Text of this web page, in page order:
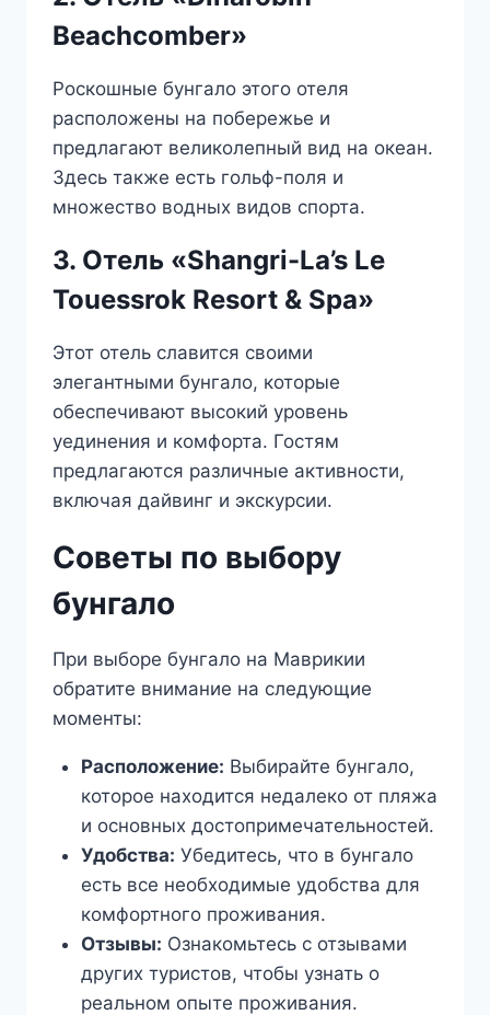
Beachcomber»
Роскошные бунгало этого отеля
расположены на побережье и
предлагают великолепный вид на океан.
Здесь также есть гольф-поля и
множество водных видов спорта.
3. Отель «Shangri-La’s Le
Touessrok Resort & Spa»
Этот отель славится своими
элегантными бунгало, которые
обеспечивают высокий уровень
уединения и комфорта. Гостям
предлагаются различные активности,
включая дайвинг и экскурсии.
Советы по выбору
бунгало
При выборе бунгало на Маврикии
обратите внимание на следующие
моменты:
Расположение: Выбирайте бунгало,
которое находится недалеко от пляжа
и основных достопримечательностей.
Удобства: Убедитесь, что в бунгало
есть все необходимые удобства для
комфортного проживания.
Отзывы: Ознакомьтесь с отзывами
других туристов, чтобы узнать о
реальном опыте проживания.